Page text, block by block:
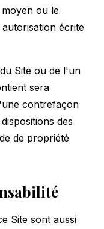
ou le
écrite
Site ou de l'un
sera
contrefaçon
des
de propriété
Site sont aussi